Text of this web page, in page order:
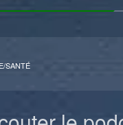
SANTÉ